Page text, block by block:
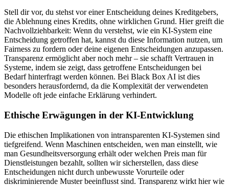
Stell dir vor, du stehst vor einer Entscheidung deines Kreditgebers,
die Ablehnung eines Kredits, ohne wirklichen Grund. Hier greift die
Nachvollziehbarkeit: Wenn du verstehst, wie ein KI-System eine
Entscheidung getroffen hat, kannst du diese Information nutzen, um
Fairness zu fordern oder deine eigenen Entscheidungen anzupassen.
Transparenz ermöglicht aber noch mehr – sie schafft Vertrauen in
Systeme, indem sie zeigt, dass getroffene Entscheidungen bei
Bedarf hinterfragt werden können. Bei Black Box AI ist dies
besonders herausfordernd, da die Komplexität der verwendeten
Modelle oft jede einfache Erklärung verhindert.
Ethische Erwägungen in der KI-Entwicklung
Die ethischen Implikationen von intransparenten KI-Systemen sind
tiefgreifend. Wenn Maschinen entscheiden, wen man einstellt, wie
man Gesundheitsversorgung erhält oder welchen Preis man für
Dienstleistungen bezahlt, sollten wir sicherstellen, dass diese
Entscheidungen nicht durch unbewusste Vorurteile oder
diskriminierende Muster beeinflusst sind. Transparenz wirkt hier wie